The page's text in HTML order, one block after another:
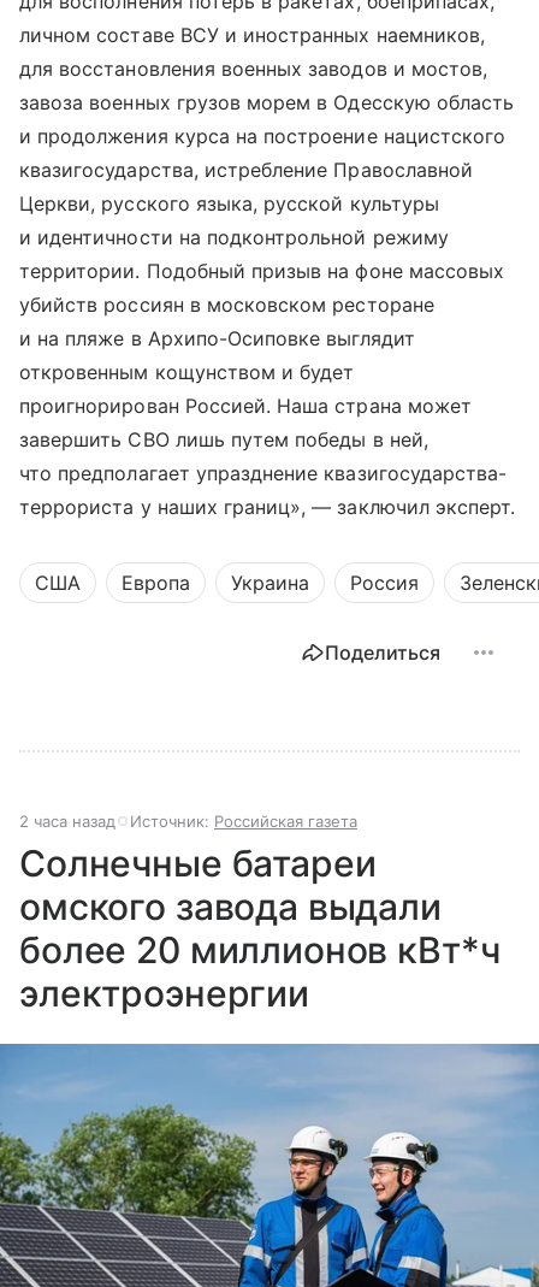
личном составе ВСУ и иностранных наемников,
для восстановления военных заводов и мостов,
завоза военных грузов морем в Одесскую область
и продолжения курса на построение нацистского
квазигосударства, истребление Православной
Церкви, русского языка, русской культуры
и идентичности на подконтрольной режиму
территории. Подобный призыв на фоне массовых
убийств россиян в московском ресторане
и на пляже в Архипо-Осиповке выглядит
откровенным кощунством и будет
проигнорирован Россией. Наша страна может
завершить СВО лишь путем победы в ней,
что предполагает упразднение квазигосударства-
террориста у наших границ», — заключил эксперт.
США Европа Украина Россия
Поделиться
2 часа назад Источник: Российская газета
Солнечные батареи
омского завода выдали
более 20 миллионов кВт*ч
электроэнергии